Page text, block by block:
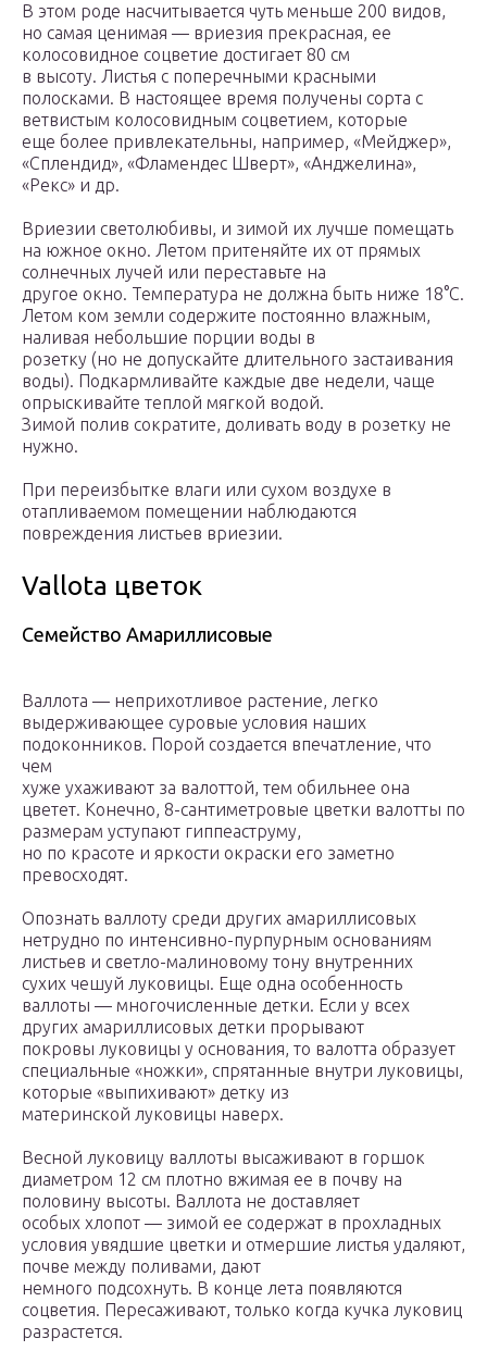
В этом роде насчитывается чуть меньше 200 видов,
но самая ценимая — вриезия прекрасная, ее
колосовидное соцветие достигает 80 см
в высоту. Листья с поперечными красными
полосками. В настоящее время получены сорта с
ветвистым колосовидным соцветием, которые
еще более привлекательны, например, «Мейджер»,
«Сплендид», «Фламендес Шверт», «Анджелина»,
«Рекс» и др.
Вриезии светолюбивы, и зимой их лучше помещать
на южное окно. Летом притеняйте их от прямых
солнечных лучей или переставьте на
другое окно. Температура не должна быть ниже 18°С.
Летом ком земли содержите постоянно влажным,
наливая небольшие порции воды в
розетку (но не допускайте длительного застаивания
воды). Подкармливайте каждые две недели, чаще
опрыскивайте теплой мягкой водой.
Зимой полив сократите, доливать воду в розетку не
нужно.
При переизбытке влаги или сухом воздухе в
отапливаемом помещении наблюдаются
повреждения листьев вриезии.
Vallota цветок
Семейство Амариллисовые
Валлота — неприхотливое растение, легко
выдерживающее суровые условия наших
подоконников. Порой создается впечатление, что
чем
хуже ухаживают за валоттой, тем обильнее она
цветет. Конечно, 8-сантиметровые цветки валотты по
размерам уступают гиппеаструму,
но по красоте и яркости окраски его заметно
превосходят.
Опознать валлоту среди других амариллисовых
нетрудно по интенсивно-пурпурным основаниям
листьев и светло-малиновому тону внутренних
сухих чешуй луковицы. Еще одна особенность
валлоты — многочисленные детки. Если у всех
других амариллисовых детки прорывают
покровы луковицы у основания, то валотта образует
специальные «ножки», спрятанные внутри луковицы,
которые «выпихивают» детку из
материнской луковицы наверх.
Весной луковицу валлоты высаживают в горшок
диаметром 12 см плотно вжимая ее в почву на
половину высоты. Валлота не доставляет
особых хлопот — зимой ее содержат в прохладных
условия увядшие цветки и отмершие листья удаляют,
почве между поливами, дают
немного подсохнуть. В конце лета появляются
соцветия. Пересаживают, только когда кучка луковиц
разрастется.